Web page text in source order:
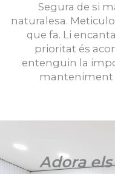
Segura de si
naturalesa.
que fa. Li
prioritat és
entenguin la
manteniment
Adora